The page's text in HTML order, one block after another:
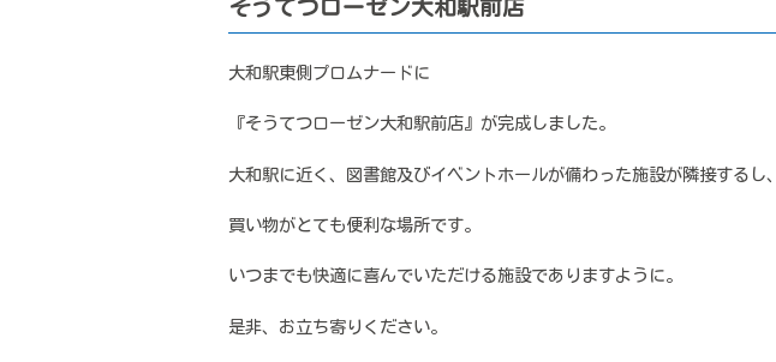
そうてつローゼン大和駅前店
大和駅東側プロムナードに
『そうてつローゼン大和駅前店』が完成しました。
大和駅に近く、図書館及びイベントホールが備わった施設が隣接するし、
買い物がとても便利な場所です。
いつまでも快適に喜んでいただける施設でありますように。
是非、お立ち寄りください。